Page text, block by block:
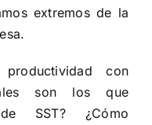
extremos de la
con
son los que
SST? ¿Cómo